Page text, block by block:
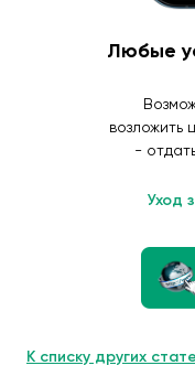
Любые
возложить
-
Уход
К списку других